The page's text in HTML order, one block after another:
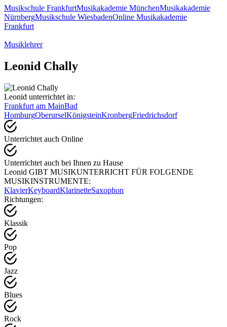
Musikschule FrankfurtMusikakademie MünchenMusikakademie
NürnbergMusikschule WiesbadenOnline Musikakademie
Frankfurt
Musiklehrer
Leonid Chally
Leonid unterrichtet in:
Frankfurt am MainBad
HomburgOberurselKönigsteinKronbergFriedrichsdorf
Unterrichtet auch Online
Unterrichtet auch bei Ihnen zu Hause
Leonid GIBT MUSIKUNTERRICHT FÜR FOLGENDE
MUSIKINSTRUMENTE:
KlavierKeyboardKlarinetteSaxophon
Richtungen:
Klassik
Pop
Jazz
Blues
Rock